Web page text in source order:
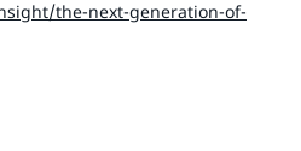
the-next-generation-of-